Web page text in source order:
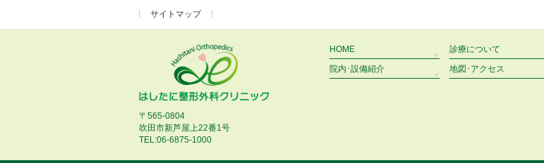
サイトマップ
〒565-0804
吹田市新芦屋上22番1号
TEL:06-6875-1000
HOME 診療について
院内･設備紹介
地図･アクセス